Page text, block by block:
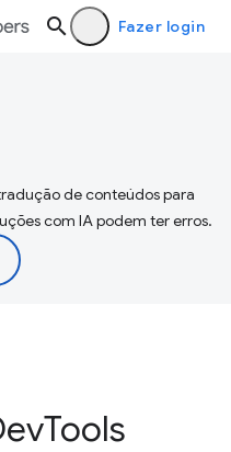
Fazer login
de conteúdos para
com IA podem ter erros.
Tools